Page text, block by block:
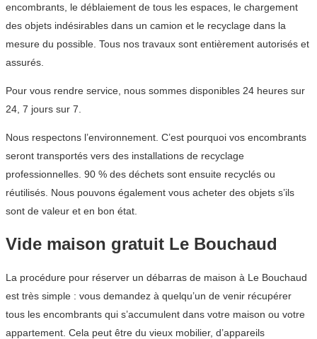
encombrants, le déblaiement de tous les espaces, le chargement
des objets indésirables dans un camion et le recyclage dans la
mesure du possible. Tous nos travaux sont entièrement autorisés et
assurés.
Pour vous rendre service, nous sommes disponibles 24 heures sur
24, 7 jours sur 7.
Nous respectons l’environnement. C’est pourquoi vos encombrants
seront transportés vers des installations de recyclage
professionnelles. 90 % des déchets sont ensuite recyclés ou
réutilisés. Nous pouvons également vous acheter des objets s’ils
sont de valeur et en bon état.
Vide maison gratuit Le Bouchaud
La procédure pour réserver un débarras de maison à Le Bouchaud
est très simple : vous demandez à quelqu’un de venir récupérer
tous les encombrants qui s’accumulent dans votre maison ou votre
appartement. Cela peut être du vieux mobilier, d’appareils